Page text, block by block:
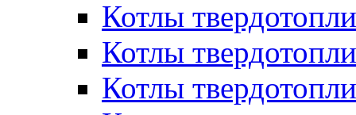
Котлы
Котлы
Котлы